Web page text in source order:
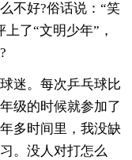
不好?俗话说：“笑
了“文明少年”，
迷。每次乒乓球比
级的时候就参加了
多时间里，我没缺
。没人对打怎么